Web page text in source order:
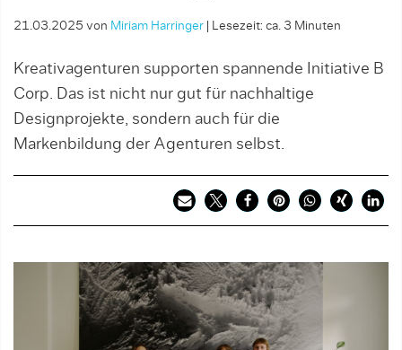
21.03.2025 von Miriam Harringer Lesezeit: ca. 3 Minuten
Kreativagenturen supporten spannende Initiative B
Corp. Das ist nicht nur gut für nachhaltige
Designprojekte, sondern auch für die
Markenbildung der Agenturen selbst.